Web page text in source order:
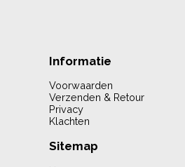
Informatie
Voorwaarden
Verzenden & Retour
Privacy
Klachten
Sitemap